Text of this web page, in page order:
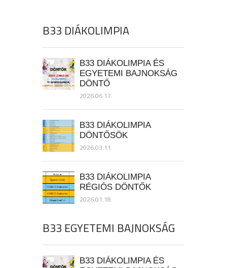
B33 DIÁKOLIMPIA
B33 DIÁKOLIMPIA ÉS
EGYETEMI BAJNOKSÁG
DÖNTŐ
2026.06.17.
B33 DIÁKOLIMPIA
DÖNTŐSÖK
2026.03.11.
B33 DIÁKOLIMPIA
RÉGIÓS DÖNTŐK
2026.01.18.
B33 EGYETEMI BAJNOKSÁG
B33 DIÁKOLIMPIA ÉS